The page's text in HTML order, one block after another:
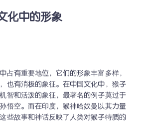
化中的形象
占有重要地位，它们的形象丰富多样，
也有消极的象征。在中国文化中，猴子
智和活泼的象征，最著名的例子莫过于
孙悟空。而在印度，猴神哈奴曼以其力量
些故事和神话反映了人类对猴子特质的